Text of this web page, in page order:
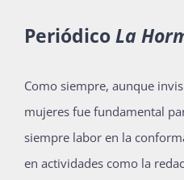
PeriódicoLa
Como siempre, aunque
mujeres fue fundamental
siempre labor en la
en actividades como la